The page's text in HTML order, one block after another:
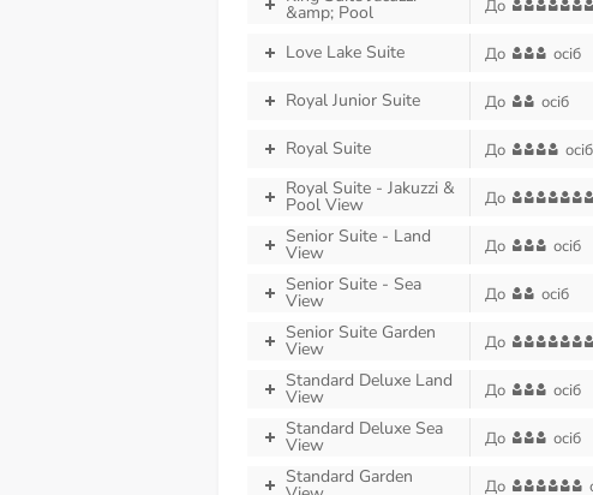
&amp; Pool До
Love Lake Suite До осіб
Royal Junior Suite До осіб
Royal Suite До осіб
Royal Suite - Jakuzzi &
Pool View До
Senior Suite - Land
View До осіб
Senior Suite - Sea
View До осіб
Senior Suite Garden
View До
Standard Deluxe Land
View До осіб
Standard Deluxe Sea
View До осіб
Standard Garden До